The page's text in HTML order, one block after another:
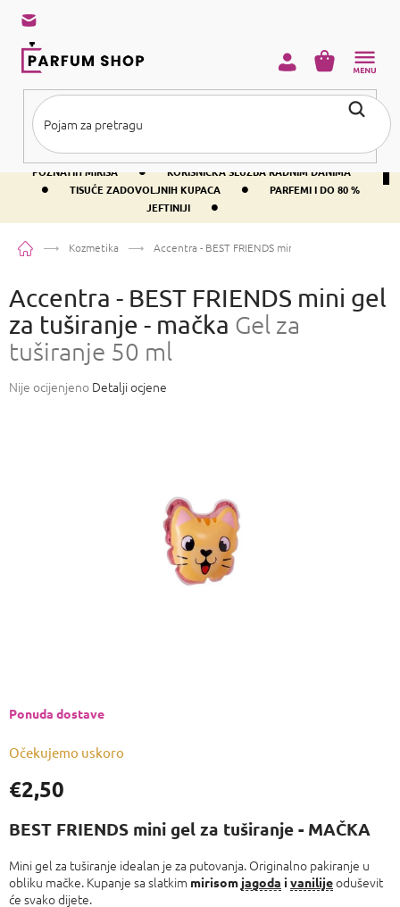
sadržaj
BESPLATNA DOSTAVA IZNAD PRIBLIŽNO 37 € •
400+ SVJETSKI
POZNATIH MIRISA
• KORISNIČKA SLUŽBA RADNIM DANIMA
• TISUĆE ZADOVOLJNIH KUPACA •
PARFEMI I DO 80 %
JEFTINIJI
•
KOŠARICA
PočetnaKozmetika Accentra - BEST FRIENDS mini gel za tuširanje -
Accentra - BEST FRIENDS mini gel
za tuširanje - mačka Gel za
tuširanje 50 ml
Prosječna
Nije ocijenjeno Detalji ocjene
€2,50
Izmjeri
cijenu:
Očekujemo uskoro
Ponuda dostave
BEST FRIENDS mini gel za tuširanje - MAČKA
Mini gel za tuširanje idealan je za putovanja. Originalno pakiranje u
obliku mačke. Kupanje sa slatkim mirisom jagoda i vanilijeoduševit
će svako dijete.